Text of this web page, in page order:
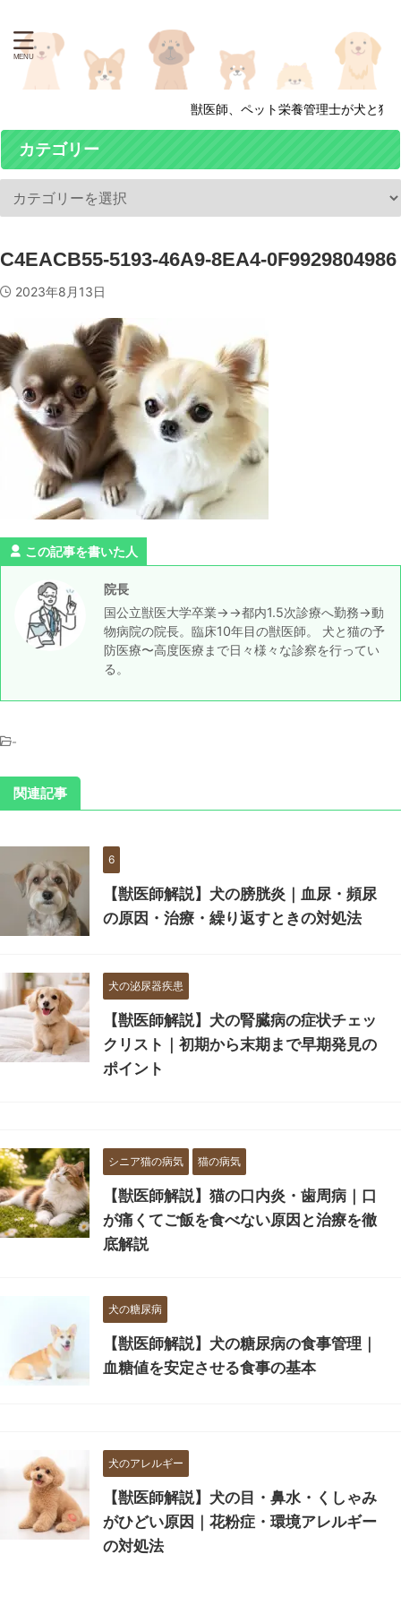
獣医師、ペット栄養管理士が犬と猫
カテゴリー
C4EACB55-5193-46A9-8EA4-0F9929804986
2023年8月13日
この記事を書いた人
院長
国公立獣医大学卒業→→都内1.5次診療へ勤務→動
物病院の院長。臨床10年目の獣医師。 犬と猫の予
防医療〜高度医療まで日々様々な診察を行ってい
る。
-
関連記事
6
【獣医師解説】犬の膀胱炎｜血尿・頻尿
の原因・治療・繰り返すときの対処法
犬の泌尿器疾患
【獣医師解説】犬の腎臓病の症状チェッ
クリスト｜初期から末期まで早期発見の
ポイント
シニア猫の病気 猫の病気
【獣医師解説】猫の口内炎・歯周病｜口
が痛くてご飯を食べない原因と治療を徹
底解説
犬の糖尿病
【獣医師解説】犬の糖尿病の食事管理｜
血糖値を安定させる食事の基本
犬のアレルギー
【獣医師解説】犬の目・鼻水・くしゃみ
がひどい原因｜花粉症・環境アレルギー
の対処法